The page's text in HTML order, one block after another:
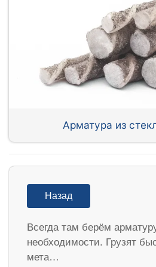
Арматура из
Назад
Всегда там берём
необходимости. Грузят
мета…